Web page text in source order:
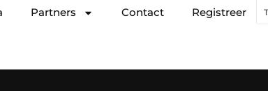
Partners Contact Registreer